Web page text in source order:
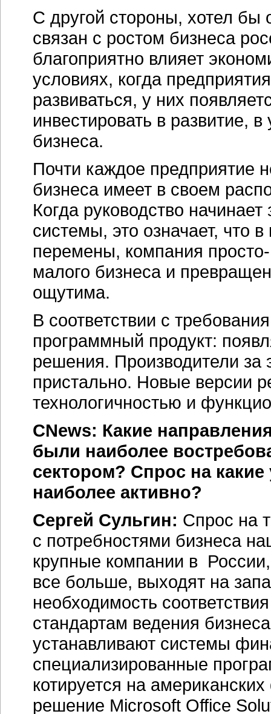
С другой стороны, хотел бы
связан с ростом бизнеса
благоприятно влияет
условиях, когда
развиваться, у них
инвестировать в развитие,
бизнеса.
Почти каждое предприятие
бизнеса имеет в своем
Когда руководство
системы, это означает, что
перемены, компания
малого бизнеса и
ощутима.
В соответствии с
программный продукт:
решения. Производители за
пристально. Новые версии
технологичностью и
CNews: Какие
были наиболее
сектором? Спрос на
наиболее активно?
Сергей Сульгин: Спрос на
с потребностями бизнеса
крупные компании в
все больше, выходят на
необходимость
стандартам ведения
устанавливают системы
специализированные
котируется на
решение Microsoft Office